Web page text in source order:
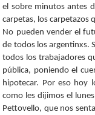
el sobre minutos antes
carpetas, los carpetazos
No pueden vender el
de todos los argentinxs.
todos los trabajadores
pública, poniendo el
hipotecar. Por eso hoy
como les dijimos el
Pettovello, que nos